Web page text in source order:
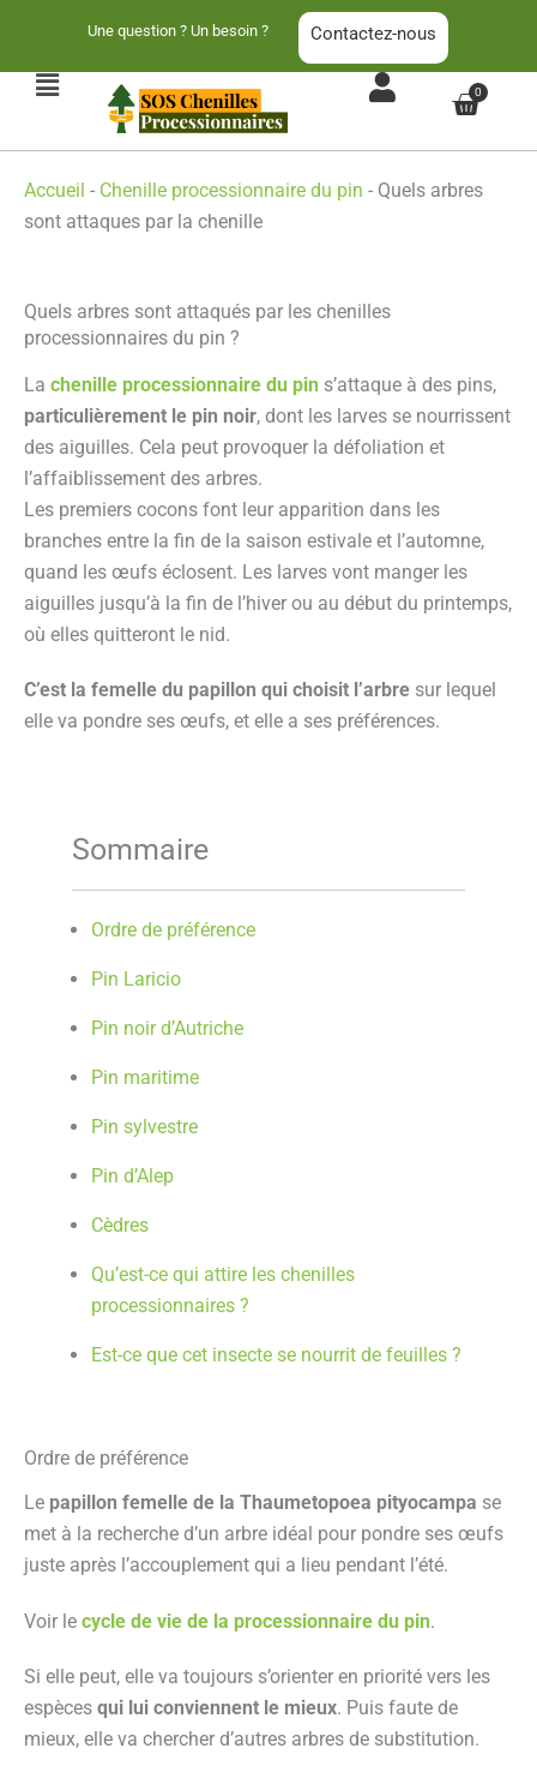
contenu
Une question ? Un besoin ? Contactez-nous
Main
Menu
0
Panier
Accueil - Chenille processionnaire du pin - Quels arbres
sont attaques par la chenille
Quels arbres sont attaqués par les chenilles
processionnaires du pin ?
La chenille processionnaire du pin s’attaque à des pins,
particulièrement le pin noir, dont les larves se nourrissent
des aiguilles. Cela peut provoquer la défoliation et
l’affaiblissement des arbres.
Les premiers cocons font leur apparition dans les
branches entre la fin de la saison estivale et l’automne,
quand les œufs éclosent. Les larves vont manger les
aiguilles jusqu’à la fin de l’hiver ou au début du printemps,
où elles quitteront le nid.
C’est la femelle du papillon qui choisit l’arbre sur lequel
elle va pondre ses œufs, et elle a ses préférences.
Sommaire
Ordre de préférence
Pin Laricio
Pin noir d’Autriche
Pin maritime
Pin sylvestre
Pin d’Alep
Cèdres
Qu’est-ce qui attire les chenilles
processionnaires ?
Est-ce que cet insecte se nourrit de feuilles ?
Ordre de préférence
Le papillon femelle de la Thaumetopoea pityocampa se
met à la recherche d’un arbre idéal pour pondre ses œufs
juste après l’accouplement qui a lieu pendant l’été.
Voir le cycle de vie de la processionnaire du pin.
Si elle peut, elle va toujours s’orienter en priorité vers les
espèces qui lui conviennent le mieux. Puis faute de
mieux, elle va chercher d’autres arbres de substitution.